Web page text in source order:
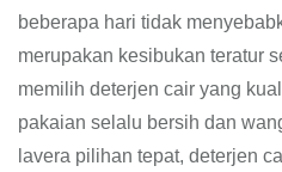
beberapa hari tidak
merupakan kesibukan teratur
memilih deterjen cair yang
pakaian selalu bersih dan
lavera pilihan tepat, deterjen